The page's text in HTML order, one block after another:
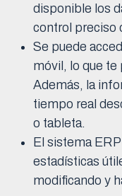
disponible los
control preciso
Se puede
móvil, lo que te
Además, la
tiempo real
o tableta.
El sistema
estadísticas
modificando y